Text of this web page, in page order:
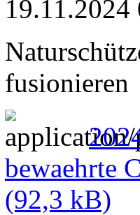
19.11.2024
fusionieren
bewaehrte
(92,3 kB)